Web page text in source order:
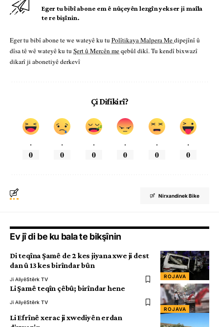
Eger tu bibî abone em ê nûçeyên lezgîn yekser ji maîla
te re bişînin.
Eger tu bibî abone te we wateyê ku tu Polîtikaya Malpera Medipejînî û
dîsa tê wê wateyê ku tu Şert û Mercên meqebûl dikî. Tu kendî bixwazî
dikarî ji abonetiyê derkevî
Çi Difikirî?
.
0
.
0
.
0
.
0
.
0
.
0
Nirxandinek Bike
Ev jî di be ku bala te bikşînin
ROJAVA
Di teqîna Şamê de 2 kes jiyana xwe ji dest
dan û 13 kes birîndar bûn
Ji AliyêStêrk TV
ROJAVA
Li Şamê teqîn çêbû; birîndar hene
Ji AliyêStêrk TV
Li Efrînê xerac ji xwediyên erdan